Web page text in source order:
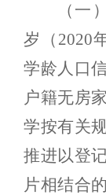
（一
岁（ 2020
学龄人口
户籍无房
学按有关
推进以登
片相结合